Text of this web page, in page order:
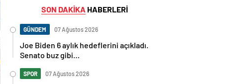
SON DAKİKA HABERLERİ
GÜNDEM 07 Ağustos 2026
Joe Biden 6 aylık hedeflerini açıkladı.
Senato buz gibi…
SPOR 07 Ağustos 2026